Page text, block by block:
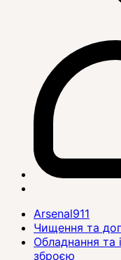
Arsenal911
Чищення та
Обладнання та
зброєю